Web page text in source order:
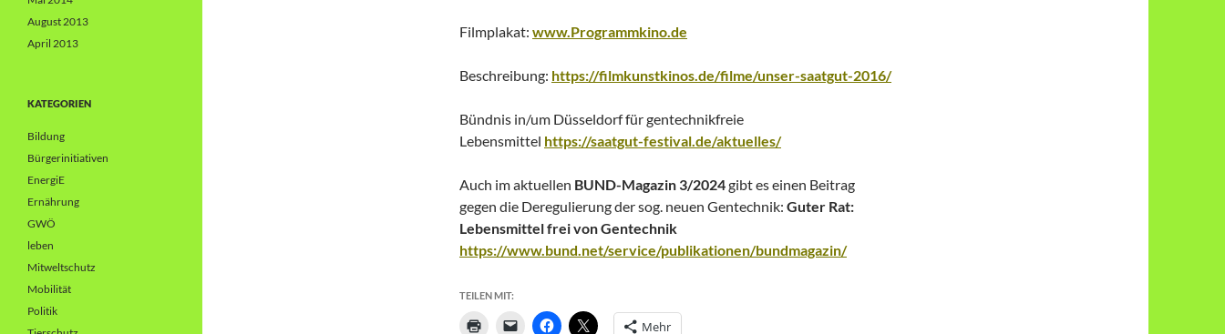
Filmplakat: www.Programmkino.de
Beschreibung: https://filmkunstkinos.de/filme/unser-saatgut-2016/
Bündnis in/um Düsseldorf für gentechnikfreie
Lebensmittel https://saatgut-festival.de/aktuelles/
Auch im aktuellen BUND-Magazin 3/2024gibt es einen Beitrag
gegen die Deregulierung der sog. neuen Gentechnik: Guter Rat:
Lebensmittel frei von Gentechnik
https://www.bund.net/service/publikationen/bundmagazin/
TEILEN MIT:
Mehr
August 2013
April 2013
KATEGORIEN
Bildung
Bürgerinitiativen
EnergiE
Ernährung
GWÖ
leben
Mitweltschutz
Mobilität
Politik